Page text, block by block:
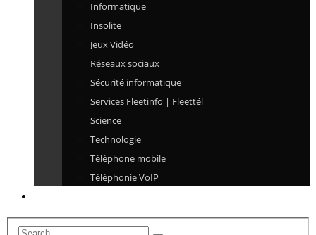
Informatique
Insolite
Jeux Vidéo
Réseaux sociaux
Sécurité informatique
Services Fleetinfo | Fleettél
Science
Technologie
Téléphone mobile
Téléphonie VoIP